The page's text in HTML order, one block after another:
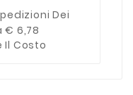
Dei
€ 6,78
Il Costo